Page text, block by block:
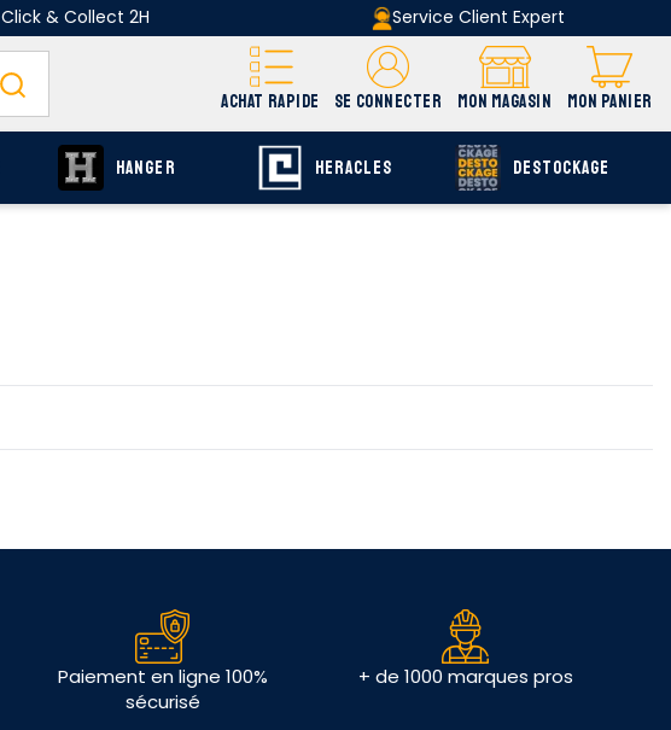
Click & Collect 2H Service Client Expert
ACHAT RAPIDE SE CONNECTER MON MAGASIN MON PANIER
HANGER HERACLES DESTOCKAGE
Paiement en ligne 100%
sécurisé
+ de 1000 marques pros